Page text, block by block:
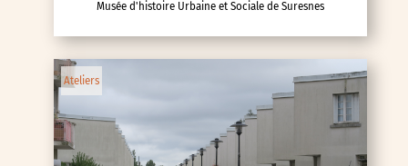
Musée d'histoire Urbaine et Sociale de Suresnes
Ateliers